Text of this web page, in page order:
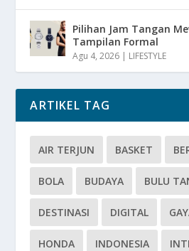
Pilihan Jam Tangan
Tampilan Formal
Agu 4, 2026 | LIFESTYLE
ARTIKEL TAG
AIR TERJUN BASKET
BOLA BUDAYA BULU
DESTINASI DIGITAL
HONDA INDONESIA